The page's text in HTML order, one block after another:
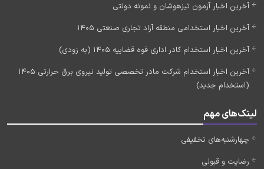
آخرین اخبار آزمون تیزهوشان و نمونه دولتی
آخرین اخبار استخدامی منطقه آزاد تجاری صنعتی 1405
آخرین اخبار استخدام کادر اداری قوه قضاییه 1405 (به زودی)
آخرین اخبار استخدام شرکت مادر تخصصی تولید نیروی برق حرارتی 1405
(استخدام جدید)
لینک‌های مهم
چهارشنبه‌های تخفیفی
رضایت و قبولی